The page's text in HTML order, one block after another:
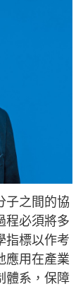
子之間的協
程必須將多
指標以作考
應用在產業
體系，保障